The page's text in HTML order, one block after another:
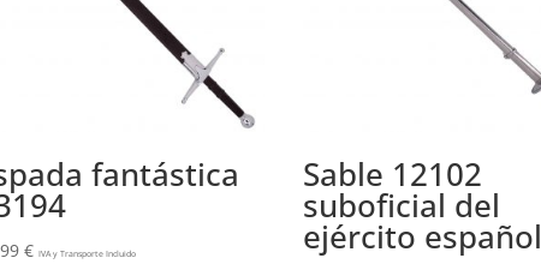
fantástica
€ IVA y Transporte Incluido
Sable 12102
suboficial del
ejército español